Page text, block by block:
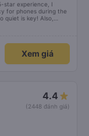
star experience, I
for phones during the
quiet is key! Also,
for convenience. I
thoại) vào ban đêm
xe nên dán sẵn mật
Tôi vẫn sẽ tiếp tục ủng
Xem giá
4.4
(2448 đánh giá)